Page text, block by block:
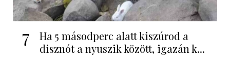
7
Ha 5 másodperc alatt kiszúrod a
disznót a nyuszik között, igazán k...